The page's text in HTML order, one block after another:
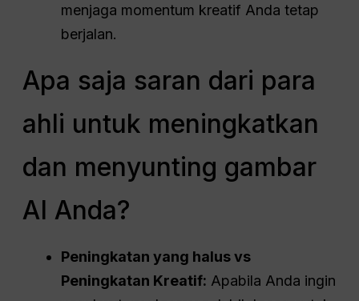
menjaga momentum kreatif Anda tetap
berjalan.
Apa saja saran dari para
ahli untuk meningkatkan
dan menyunting gambar
AI Anda?
Peningkatan yang halus vs
Peningkatan Kreatif: Apabila Anda ingin